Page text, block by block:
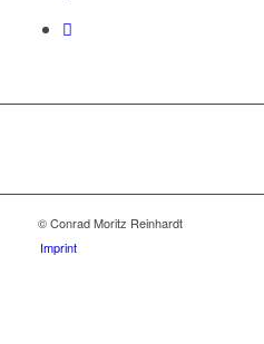
© Conrad Moritz Reinhardt
Imprint